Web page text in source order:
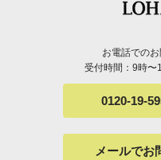
お電話での
受付時間：9時〜
0120-19-
メールでお